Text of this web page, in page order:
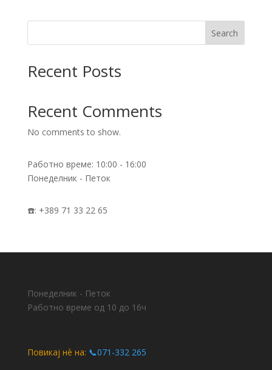
Search
Recent Posts
Recent Comments
No comments to show.
Работно време: 10:00 - 16:00
Понеделник - Петок
☎️: +389 71 33 22 65
Понеделник - Петок
Работно време од 10 до 16ч
Повикај нѐ на: 📞071-332 265